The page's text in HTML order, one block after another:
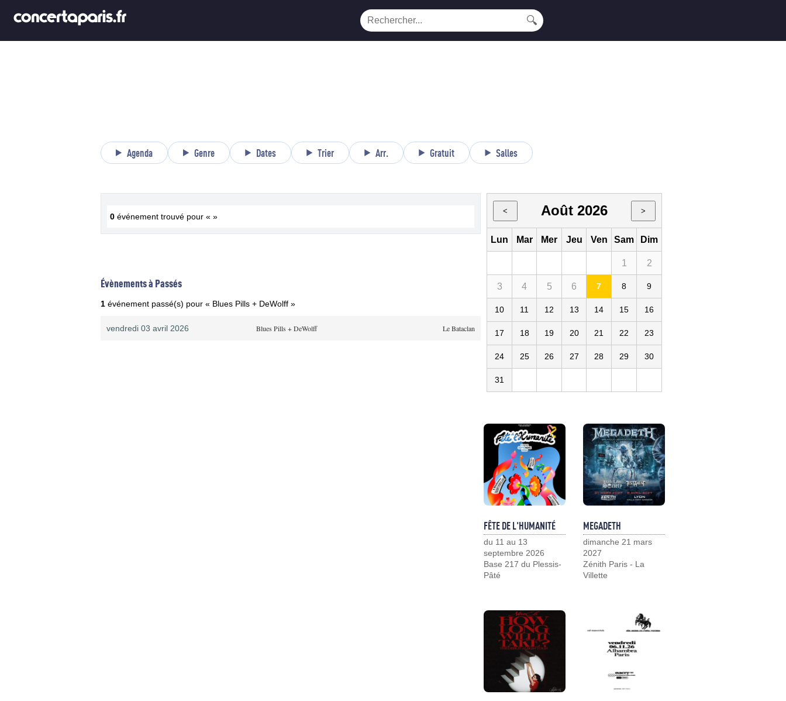
🔍
Agenda Genre Dates Trier Arr. Gratuit Salles
0 événement trouvé pour « »
Évènements à Passés
1 événement passé(s) pour « Blues Pills + DeWolff »
vendredi 03 avril 2026 Blues Pills + DeWolff Le Bataclan
< Août 2026 >
Lun Mar Mer Jeu Ven Sam Dim
1 2
3 4 5 6 7 8 9
10 11 12 13 14 15 16
17 18 19 20 21 22 23
24 25 26 27 28 29 30
31
FÊTE DE L'HUMANITÉ
du 11 au 13
septembre 2026
Base 217 du Plessis-
Pâté
MEGADETH
dimanche 21 mars
2027
Zénith Paris - La
Villette